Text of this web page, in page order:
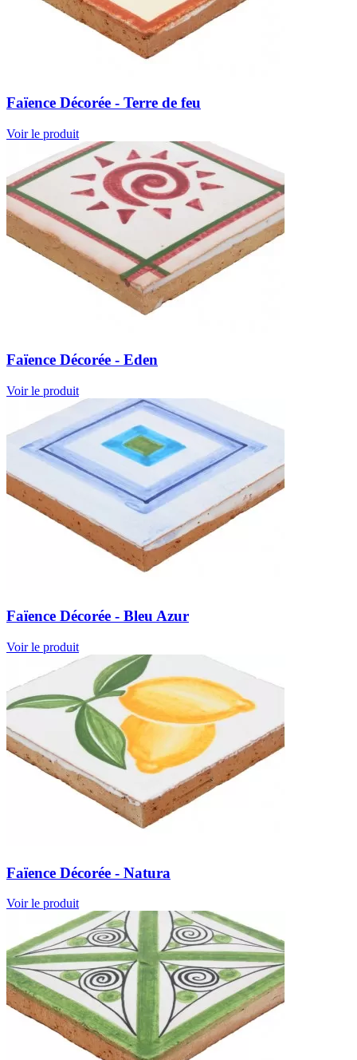
Faïence Décorée - Terre de feu
Voir le produit
Faïence Décorée - Eden
Voir le produit
Faïence Décorée - Bleu Azur
Voir le produit
Faïence Décorée - Natura
Voir le produit